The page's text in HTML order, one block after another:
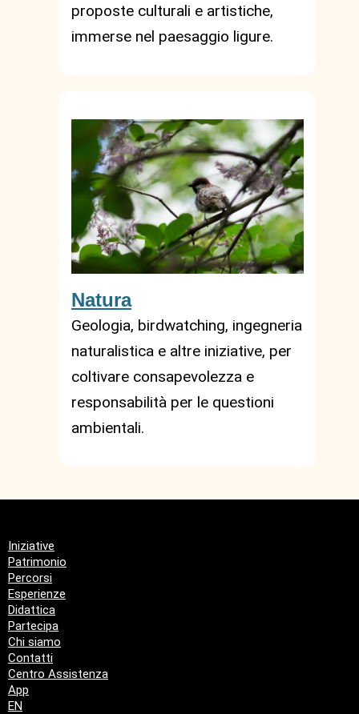
proposte culturali e artistiche,
immerse nel paesaggio ligure.
Natura
Geologia, birdwatching, ingegneria
naturalistica e altre iniziative, per
coltivare consapevolezza e
responsabilità per le questioni
ambientali.
Iniziative
Patrimonio
Percorsi
Esperienze
Didattica
Partecipa
Chi siamo
Contatti
Centro Assistenza
App
EN